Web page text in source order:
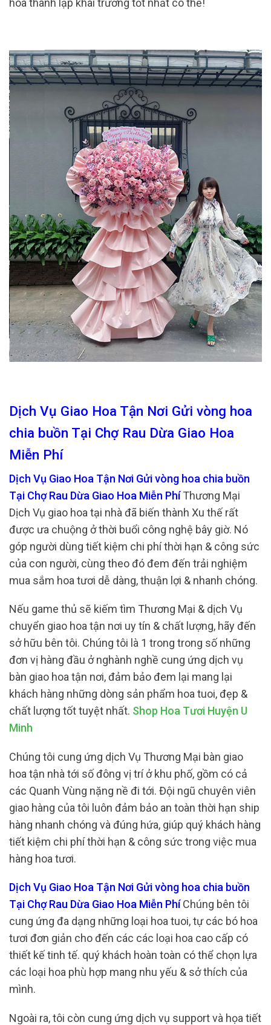
Dịch Vụ Giao Hoa Tận Nơi Gửi vòng hoa
chia buồn Tại Chợ Rau Dừa Giao Hoa
Miễn Phí
Dịch Vụ Giao Hoa Tận Nơi Gửi vòng hoa chia buồn
Tại Chợ Rau Dừa Giao Hoa Miễn PhíThương Mại
Dịch Vụ giao hoa tại nhà đã biến thành Xu thế rất
được ưa chuộng ở thời buổi công nghệ bây giờ. Nó
góp người dùng tiết kiệm chi phí thời hạn & công sức
của con người, cùng theo đó đem đến trải nghiệm
mua sắm hoa tươi dễ dàng, thuận lợi & nhanh chóng.
Nếu game thủ sẽ kiếm tìm Thương Mại & dịch Vụ
chuyển giao hoa tận nơi uy tín & chất lượng, hãy đến
sở hữu bên tôi. Chúng tôi là 1 trong trong số những
đơn vị hàng đầu ở nghành nghề cung ứng dịch vụ
bàn giao hoa tận nơi, đảm bảo đem lại mang lại
khách hàng những dòng sản phẩm hoa tuoi, đẹp &
chất lượng tốt tuyệt nhất. Shop Hoa Tươi Huyện U
Minh
Chúng tôi cung ứng dịch Vụ Thương Mại bàn giao
hoa tận nhà tới số đông vị trí ở khu phố, gồm có cả
các Quanh Vùng nặng nề đi tới. Đội ngũ chuyên viên
giao hàng của tôi luôn đảm bảo an toàn thời hạn ship
hàng nhanh chóng và đúng hứa, giúp quý khách hàng
tiết kiệm chi phí thời hạn & công sức trong việc mua
hàng hoa tươi.
Dịch Vụ Giao Hoa Tận Nơi Gửi vòng hoa chia buồn
Tại Chợ Rau Dừa Giao Hoa Miễn PhíChúng bên tôi
cung ứng đa dạng những loại hoa tuoi, tự các bó hoa
tươi đơn giản cho đến các các loại hoa cao cấp có
thiết kế tinh tế. quý khách hoàn toàn có thể chọn lựa
các loại hoa phù hợp mang nhu yếu & sở thích của
mình.
Ngoài ra, tôi còn cung ứng dịch vụ support và họa tiết